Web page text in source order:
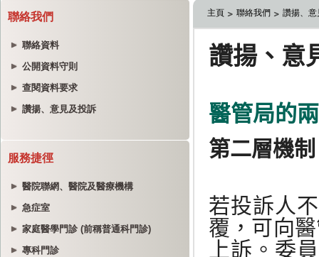
聯絡我們
聯絡資料
公開資料守則
查閱資料要求
讚揚、意見及投訴
服務捷徑
醫院聯網、醫院及醫療機構
急症室
家庭醫學門診 (前稱普通科門診)
專科門診
主頁 聯絡我們 讚揚、意